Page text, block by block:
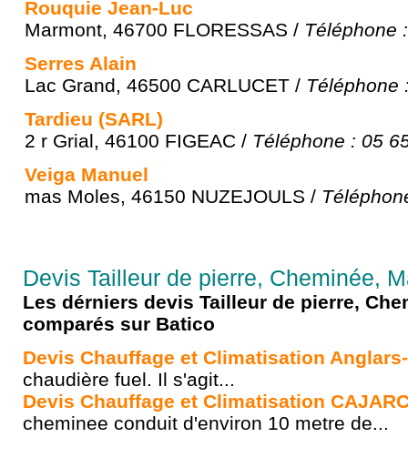
Rouquie Jean-Luc
Marmont, 46700 FLORESSAS / Téléphone
Serres Alain
Lac Grand, 46500 CARLUCET / Téléphone
Tardieu (SARL)
2 r Grial, 46100 FIGEAC / Téléphone : 05
Veiga Manuel
mas Moles, 46150 NUZEJOULS /
Devis Tailleur de pierre, Cheminée,
Les dérniers devis Tailleur de pierre,
comparés sur Batico
Devis Chauffage et Climatisation
chaudière fuel. Il s'agit...
Devis Chauffage et Climatisation
cheminee conduit d'environ 10 metre de...